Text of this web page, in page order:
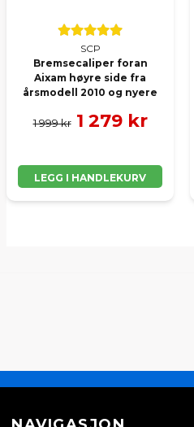
SCP
Bremsecaliper foran
Aixam høyre side fra
årsmodell 2010 og nyere
1 999 kr 1 279 kr
LEGG I HANDLEKURV